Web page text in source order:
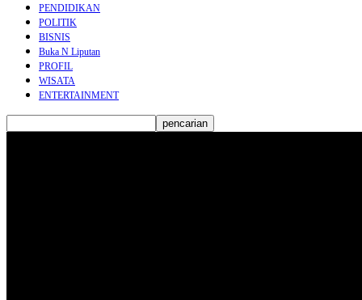
PENDIDIKAN
POLITIK
BISNIS
Buka N Liputan
PROFIL
WISATA
ENTERTAINMENT